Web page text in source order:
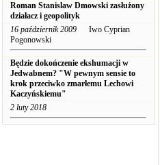
Roman Stanislaw Dmowski zasłużony
działacz i geopolityk
16 październik 2009 Iwo Cyprian
Pogonowski
Będzie dokończenie ekshumacji w
Jedwabnem? "W pewnym sensie to
krok przeciwko zmarłemu Lechowi
Kaczyńskiemu"
2 luty 2018